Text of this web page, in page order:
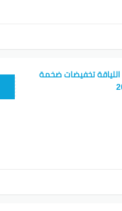
اللياقة تخفيضات ضخمة